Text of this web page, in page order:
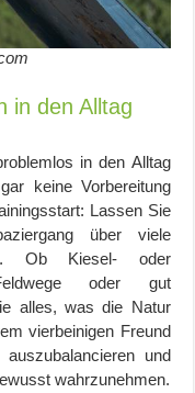
in den Alltag
in den Alltag
keine Vorbereitung
Lassen Sie
über viele
Ob Kiesel- oder
oder gut
alles, was die Natur
vierbeinigen Freund
und
wahrzunehmen.